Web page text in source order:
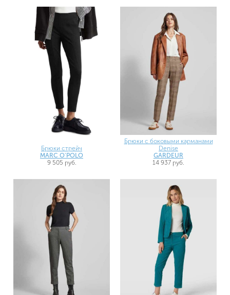
Брюки стрейч
MARC O'POLO
9 505 руб.
Брюки с боковыми карманами
Denise
GARDEUR
14 937 руб.